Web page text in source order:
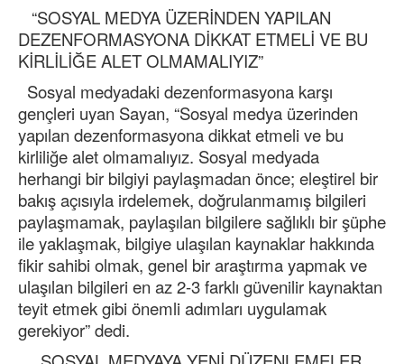
“SOSYAL MEDYA ÜZERİNDEN YAPILAN
DEZENFORMASYONA DİKKAT ETMELİ VE BU
KİRLİLİĞE ALET OLMAMALIYIZ”
Sosyal medyadaki dezenformasyona karşı
gençleri uyan Sayan, “Sosyal medya üzerinden
yapılan dezenformasyona dikkat etmeli ve bu
kirliliğe alet olmamalıyız. Sosyal medyada
herhangi bir bilgiyi paylaşmadan önce; eleştirel bir
bakış açısıyla irdelemek, doğrulanmamış bilgileri
paylaşmamak, paylaşılan bilgilere sağlıklı bir şüphe
ile yaklaşmak, bilgiye ulaşılan kaynaklar hakkında
fikir sahibi olmak, genel bir araştırma yapmak ve
ulaşılan bilgileri en az 2-3 farklı güvenilir kaynaktan
teyit etmek gibi önemli adımları uygulamak
gerekiyor” dedi.